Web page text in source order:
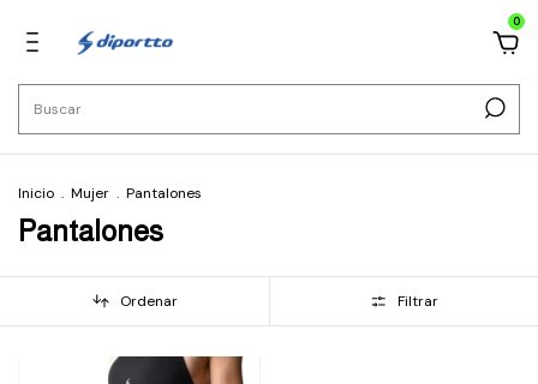
0
Inicio . Mujer . Pantalones
Pantalones
Ordenar Filtrar